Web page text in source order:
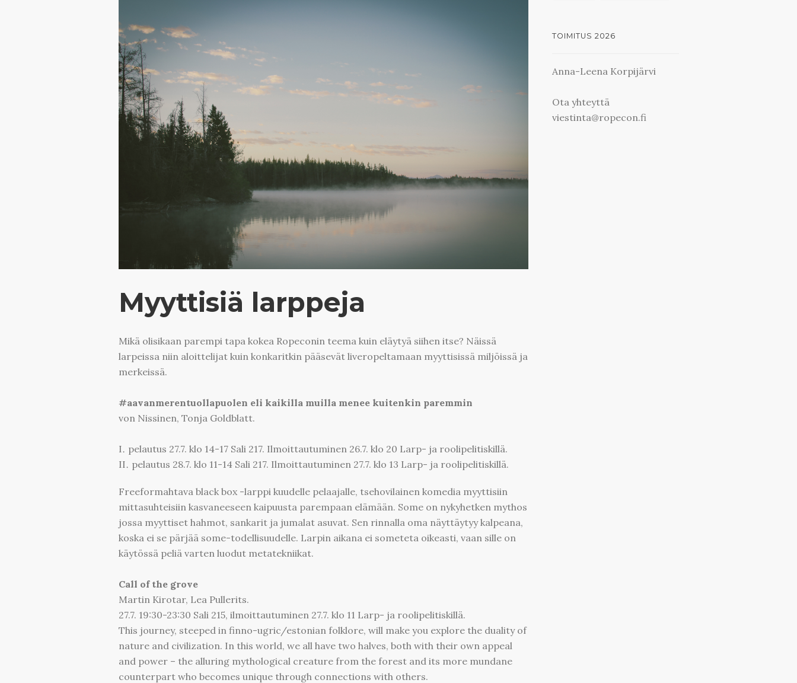
Myyttisiä larppeja
Mikä olisikaan parempi tapa kokea Ropeconin teema kuin eläytyä siihen itse? Näissä
larpeissa niin aloittelijat kuin konkaritkin pääsevät liveropeltamaan myyttisissä miljöissä ja
merkeissä.
#aavanmerentuollapuolen eli kaikilla muilla menee kuitenkin paremmin
von Nissinen, Tonja Goldblatt.
pelautus 27.7. klo 14-17 Sali 217. Ilmoittautuminen 26.7. klo 20 Larp- ja roolipelitiskillä.
pelautus 28.7. klo 11-14 Sali 217. Ilmoittautuminen 27.7. klo 13 Larp- ja roolipelitiskillä.
Freeformahtava black box -larppi kuudelle pelaajalle, tsehovilainen komedia myyttisiin
mittasuhteisiin kasvaneeseen kaipuusta parempaan elämään. Some on nykyhetken mythos
jossa myyttiset hahmot, sankarit ja jumalat asuvat. Sen rinnalla oma näyttäytyy kalpeana,
koska ei se pärjää some-todellisuudelle. Larpin aikana ei someteta oikeasti, vaan sille on
käytössä peliä varten luodut metatekniikat.
Call of the grove
Martin Kirotar, Lea Pullerits.
27.7. 19:30-23:30 Sali 215, ilmoittautuminen 27.7. klo 11 Larp- ja roolipelitiskillä.
This journey, steeped in finno-ugric/estonian folklore, will make you explore the duality of
nature and civilization. In this world, we all have two halves, both with their own appeal
and power – the alluring mythological creature from the forest and its more mundane
counterpart who becomes unique through connections with others.
TOIMITUS 2026
Anna-Leena Korpijärvi
Ota yhteyttä
viestinta@ropecon.fi